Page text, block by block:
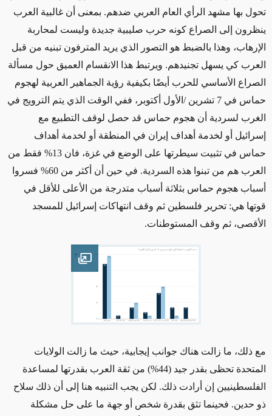
تحول بها مشهد الرأي العام العربي ضدهم. بمعنى أن غالبية العرب
ينظرون إلى الصراع كونه حرب صليبية جديدة وليست لمحاربة
الإرهاب، وهذا بالضبط هو التصور الذي يريد المترفون تبنيه من قبل
العرب كي يسهل تجنيدهم. ويرتبط هذا الانقسام العميق حول مسألة
الصراع الأساسي للحرب أيضًا بكيفية رؤية الجماهير العربية لهجوم
حماس في 7 تشرين /الأول أكتوبر، ففي الوقت الذي يتم الترويج في
الغرب لسردية أن هجوم حماس قد حصل لوقف التطبيع مع
إسرائيل أو لخدمة أهداف إيران في المنطقة أو لخدمة أهداف
حماس في تثبيت سيطرتها على الوضع في غزة، فان 13% فقط من
العرب هم من تبنوا هذه السردية. في حين أن أكثر من 60% فسروا
أسباب هجوم حماس بثلاثة أسباب متدرجة من الأعلى للأقل في
قوتها هي: تحرير فلسطين ثم وقف انتهاكات إسرائيل للمسجد
الأقصى، ثم وقف المستوطنات.
Open image
مع ذلك، ما زالت هناك جوانب إيجابية، حيث ما زالت الولايات
المتحدة تحظى بقدر جيد (44%) من ثقة العرب بقدرتها لمساعدة
الفلسطينيين إن أرادت ذلك. لكن يجب التنبيه هنا إلى أن ذلك سلاح
ذو حدين. فحينما تثق بقدرة شخص أو جهة ما على حل مشكلة